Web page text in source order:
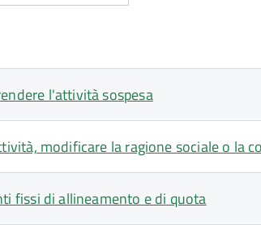
l'attività sospesa
modificare la ragione sociale o la
fissi di allineamento e di quota